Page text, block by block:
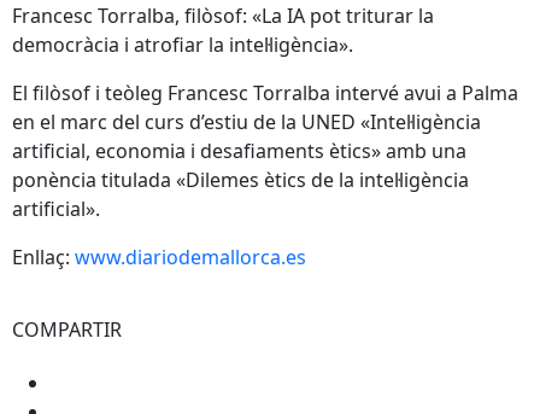
Francesc Torralba, filòsof: «La IA pot triturar la
democràcia i atrofiar la intel·ligència».
El filòsof i teòleg Francesc Torralba intervé avui a Palma
en el marc del curs d’estiu de la UNED «Intel·ligència
artificial, economia i desafiaments ètics» amb una
ponència titulada «Dilemes ètics de la intel·ligència
artificial».
Enllaç: www.diariodemallorca.es
COMPARTIR